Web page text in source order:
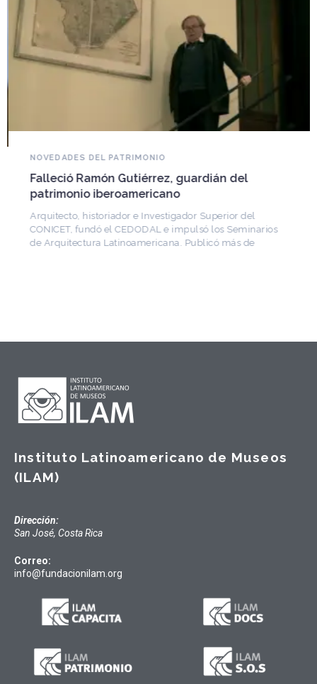
NOVEDADES DEL PATRIMONIO
Falleció Ramón Gutiérrez, guardián del
patrimonio iberoamericano
Arquitecto, historiador e Investigador Superior del
CONICET, fundó el CEDODAL e impulsó los Seminarios
de Arquitectura Latinoamericana. Publicó más de
Instituto Latinoamericano de Museos
(ILAM)
Dirección:
San José, Costa Rica
Correo:
info@fundacionilam.org